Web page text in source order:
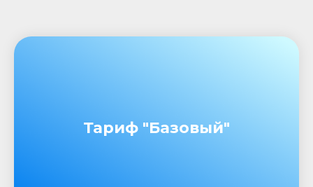
Тариф "Базовый"